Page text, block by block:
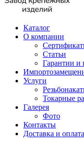
Каталог
О компании
Статьи
Гарантии и
Услуги
Токарные
Галерея
Фото
Контакты
Доставка и оплата